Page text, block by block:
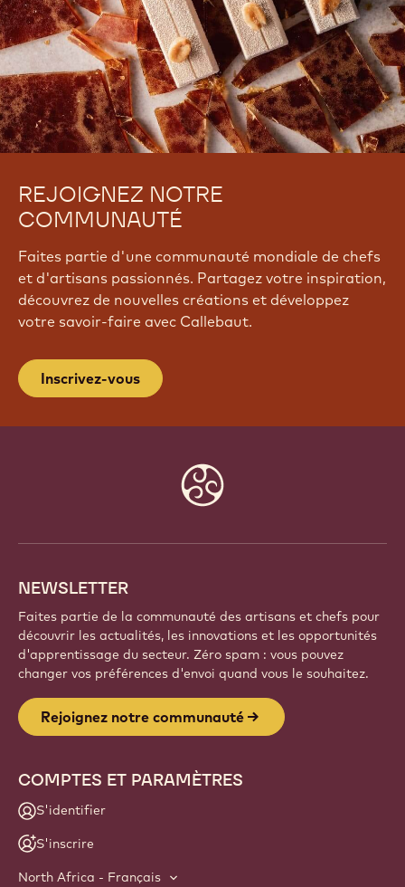
REJOIGNEZ NOTRE
COMMUNAUTÉ
Faites partie d'une communauté mondiale de chefs
et d'artisans passionnés. Partagez votre inspiration,
découvrez de nouvelles créations et développez
votre savoir-faire avec Callebaut.
Inscrivez-vous
NEWSLETTER
Faites partie de la communauté des artisans et chefs pour
découvrir les actualités, les innovations et les opportunités
d'apprentissage du secteur. Zéro spam : vous pouvez
changer vos préférences d'envoi quand vous le souhaitez.
Rejoignez notre communauté
COMPTES ET PARAMÈTRES
S'identifier
S'inscrire
North Africa - Français